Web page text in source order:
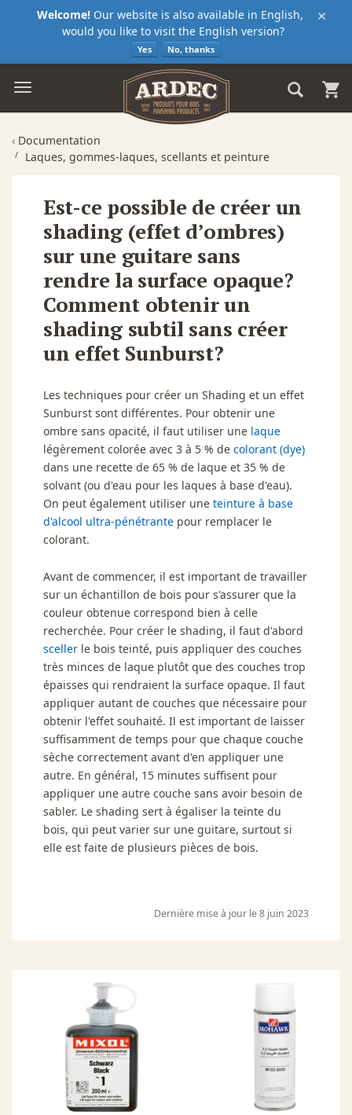
×
Welcome! Our website is also available in English,
would you like to visit the English version?
Yes No, thanks
‹ Documentation
Laques, gommes-laques, scellants et peinture
Est-ce possible de créer un
shading (effet d’ombres)
sur une guitare sans
rendre la surface opaque?
Comment obtenir un
shading subtil sans créer
un effet Sunburst?
Les techniques pour créer un Shading et un effet
Sunburst sont différentes. Pour obtenir une
ombre sans opacité, il faut utiliser une laque
légèrement colorée avec 3 à 5 % de colorant (dye)
dans une recette de 65 % de laque et 35 % de
solvant (ou d'eau pour les laques à base d'eau).
On peut également utiliser une teinture à base
d'alcool ultra-pénétrante pour remplacer le
colorant.
Avant de commencer, il est important de travailler
sur un échantillon de bois pour s'assurer que la
couleur obtenue correspond bien à celle
recherchée. Pour créer le shading, il faut d'abord
sceller le bois teinté, puis appliquer des couches
très minces de laque plutôt que des couches trop
épaisses qui rendraient la surface opaque. Il faut
appliquer autant de couches que nécessaire pour
obtenir l'effet souhaité. Il est important de laisser
suffisamment de temps pour que chaque couche
sèche correctement avant d'en appliquer une
autre. En général, 15 minutes suffisent pour
appliquer une autre couche sans avoir besoin de
sabler. Le shading sert à égaliser la teinte du
bois, qui peut varier sur une guitare, surtout si
elle est faite de plusieurs pièces de bois.
Dernière mise à jour le 8 juin 2023